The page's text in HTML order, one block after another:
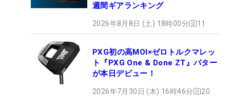
週間ギアランキング
2026年8月8日 (土) 18時00分 11
PXG初の高MOI×ゼロトルクマレッ
ト『PXG One & Done ZT』パター
が本日デビュー！
2026年7月30日 (木) 16時46分 20